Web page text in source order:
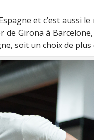
et c’est aussi
de Girona à
soit un choix de plus